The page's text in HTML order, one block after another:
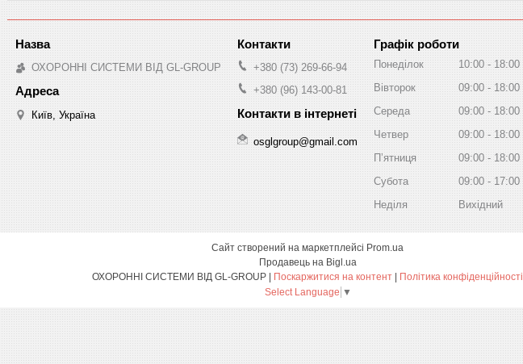
ОХОРОННІ СИСТЕМИ ВІД GL-GROUP
Київ, Україна
+380 (73) 269-66-94
+380 (96) 143-00-81
osglgroup@gmail.com
Графік роботи
Понеділок 10:00
18:00
Вівторок
09:00
18:00
Середа
09:00
18:00
Четвер
09:00
18:00
Пʼятниця
09:00
18:00
Субота
09:00
17:00
Неділя
Вихідний
Сайт створений на маркетплейсі Prom.ua
Продавець на Bigl.ua
Поскаржитися на контент
Політика конфіденційності
Select Language ▼